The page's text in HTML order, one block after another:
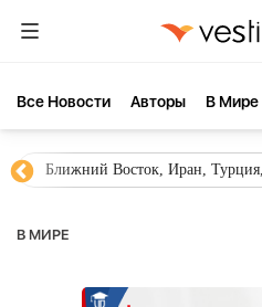
Все Новости Aвторы В Мире
Ближний Восток, Иран,
В МИРЕ